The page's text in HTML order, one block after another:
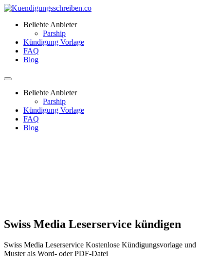
Beliebte Anbieter
Parship
Kündigung Vorlage
FAQ
Blog
Beliebte Anbieter
Parship
Kündigung Vorlage
FAQ
Blog
Swiss Media Leserservice kündigen
Swiss Media Leserservice Kostenlose Kündigungsvorlage und
Muster als Word- oder PDF-Datei